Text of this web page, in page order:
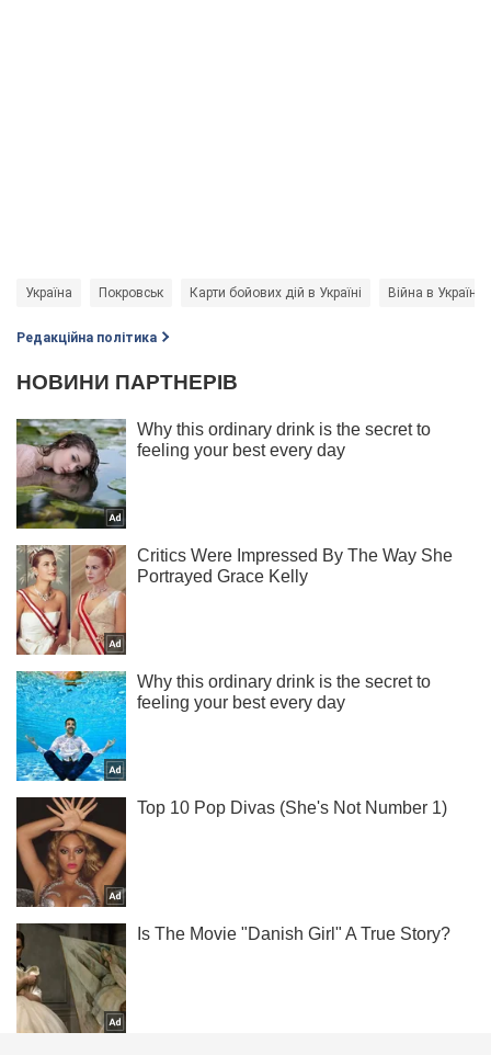
Україна Покровськ Карти бойових дій в Україні Війна в Україні
Редакційна політика